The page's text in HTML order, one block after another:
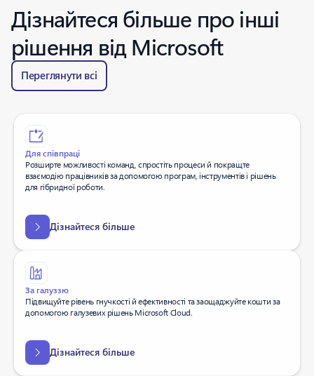
Дізнайтеся більше про інші
рішення від Microsoft
Переглянути всі
Для співпраці
Розширте можливості команд, спростіть процеси й покращте
взаємодію працівників за допомогою програм, інструментів і рішень
для гібридної роботи.
Дізнайтеся більше
За галуззю
Підвищуйте рівень гнучкості й ефективності та заощаджуйте кошти за
допомогою галузевих рішень Microsoft Cloud.
Дізнайтеся більше